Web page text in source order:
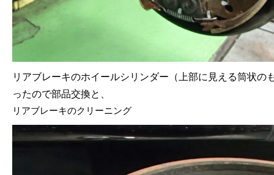
リアブレーキのホイールシリンダー（上部に見える筒状の
ったので部品交換と、
リアブレーキのクリーニング